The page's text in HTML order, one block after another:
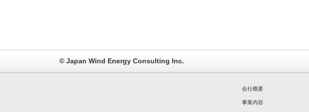
© Japan Wind Energy Consulting Inc.
会社概要
事業内容